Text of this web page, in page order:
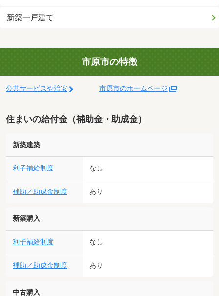
新築一戸建て
市原市の特徴
公共サービスや治安 市原市のホームページ
住まいの給付金（補助金・助成金）
新築建築
利子補給制度 なし
補助／助成金制度 あり
新築購入
利子補給制度 なし
補助／助成金制度 あり
中古購入